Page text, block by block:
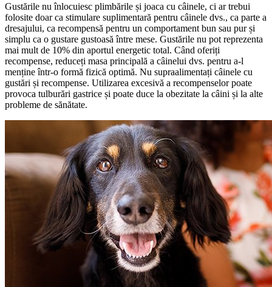
Gustările nu înlocuiesc plimbările și joaca cu câinele, ci ar trebui
folosite doar ca stimulare suplimentară pentru câinele dvs., ca parte a
dresajului, ca recompensă pentru un comportament bun sau pur și
simplu ca o gustare gustoasă între mese. Gustările nu pot reprezenta
mai mult de 10% din aportul energetic total. Când oferiți
recompense, reduceți masa principală a câinelui dvs. pentru a-l
menține într-o formă fizică optimă. Nu supraalimentați câinele cu
gustări și recompense. Utilizarea excesivă a recompenselor poate
provoca tulburări gastrice și poate duce la obezitate la câini și la alte
probleme de sănătate.